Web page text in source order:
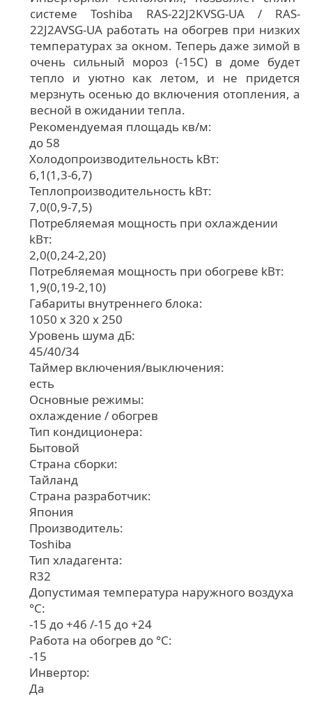
системе Toshiba RAS-22J2KVSG-UA / RAS-
22J2AVSG-UA работать на обогрев при низких
температурах за окном. Теперь даже зимой в
очень сильный мороз (-15С) в доме будет
тепло и уютно как летом, и не придется
мерзнуть осенью до включения отопления, а
весной в ожидании тепла.
Рекомендуемая площадь кв/м:
до 58
Холодопроизводительность kВт:
6,1(1,3-6,7)
Теплопроизводительность kВт:
7,0(0,9-7,5)
Потребляемая мощность при охлаждении
kВт:
2,0(0,24-2,20)
Потребляемая мощность при обогреве kВт:
1,9(0,19-2,10)
Габариты внутреннего блока:
1050 x 320 x 250
Уровень шума дБ:
45/40/34
Таймер включения/выключения:
есть
Основные режимы:
охлаждение / обогрев
Тип кондиционера:
Бытовой
Страна сборки:
Тайланд
Страна разработчик:
Япония
Производитель:
Toshiba
Тип хладагента:
R32
Допустимая температура наружного воздуха
°С:
-15 до +46 /-15 до +24
Работа на обогрев до °С:
-15
Инвертор:
Да